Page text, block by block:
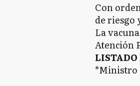
Con
de riesgo
La
Atención
LISTADO
*Ministro